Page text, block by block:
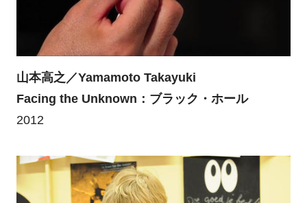
山本高之／Yamamoto Takayuki
Facing the Unknown：ブラック・ホール
2012